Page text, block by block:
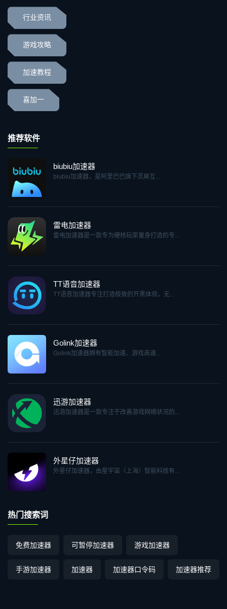
行业资讯
游戏攻略
加速教程
喜加一
推荐软件
biubiu加速器
biubiu加速器，是阿里巴巴旗下灵犀互...
雷电加速器
雷电加速器是一款专为硬核玩家量身打造的专...
TT语音加速器
TT语音加速器专注打造极致的开黑体验，无...
Golink加速器
Golink加速器拥有智能加速、游戏高速...
迅游加速器
迅游加速器是一款专注于改善游戏网络状况的...
外星仔加速器
外星仔加速器，由星宇宙（上海）智能科技有...
热门搜索词
免费加速器 可暂停加速器 游戏加速器
手游加速器 加速器 加速器口令码 加速器推荐